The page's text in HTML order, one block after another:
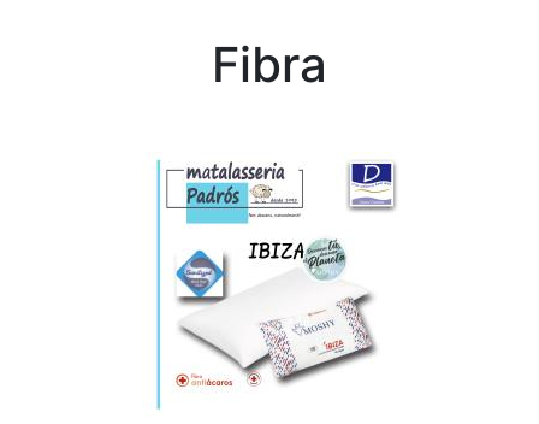
Fibra